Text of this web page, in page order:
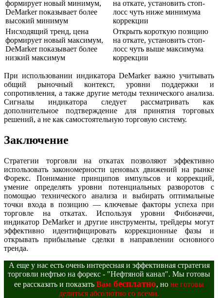
формирует новый минимум,
DeMarker показывает более
высокий минимум
на откате, установить стоп-
лосс чуть ниже минимума
коррекции
Нисходящий тренд, цена
формирует новый максимум,
DeMarker показывает более
низкий максимум
Открыть короткую позицию
на откате, установить стоп-
лосс чуть выше максимума
коррекции
При использовании индикатора DeMarker важно учитывать
общий рыночный контекст, уровни поддержки и
сопротивления, а также другие методы технического анализа.
Сигналы индикатора следует рассматривать как
дополнительное подтверждение для принятия торговых
решений, а не как самостоятельную торговую систему.
Заключение
Стратегии торговли на откатах позволяют эффективно
использовать закономерности ценовых движений на рынке
Форекс. Понимание принципов импульсов и коррекций,
умение определять уровни потенциальных разворотов с
помощью технического анализа и выбирать оптимальные
точки входа в позицию — ключевые факторы успеха при
торговле на откатах. Используя уровни Фибоначчи,
индикатор DeMarker и другие инструменты, трейдеры могут
эффективно идентифицировать коррекционные фазы и
открывать прибыльные сделки в направлении основного
тренда.
А еще у нас есть очень интересная и эффективная стратегия
торговли нефтью на форекс - "Нефтяной канал". Мы готовы
ее рассказать и показать Вам бесплатно, но не готовы
делиться абсолютно со всеми.